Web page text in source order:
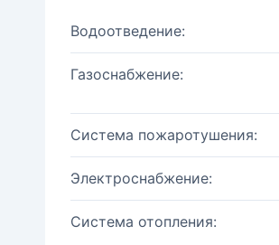
Водоотведение:
Газоснабжение:
Система пожаротушения:
Электроснабжение:
Система отопления: